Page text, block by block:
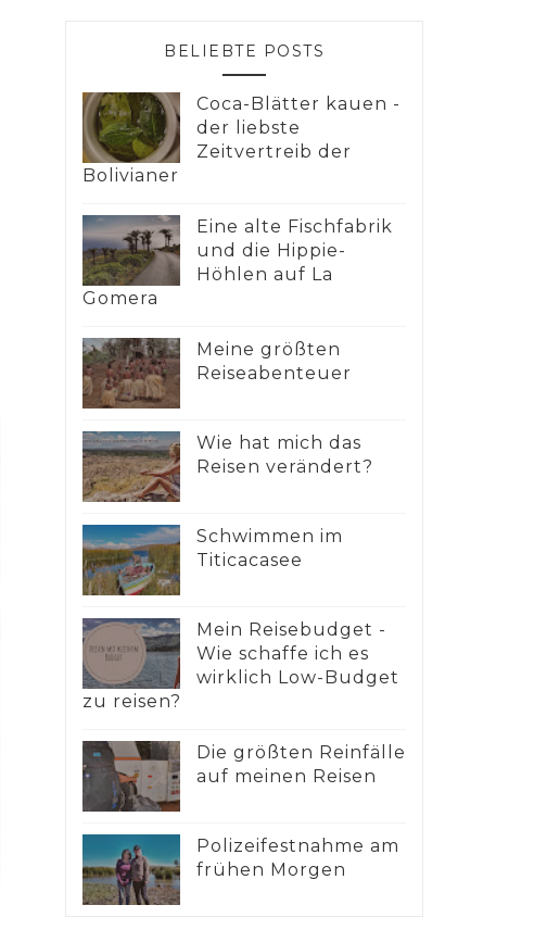
BELIEBTE POSTS
Coca-Blätter kauen -
der liebste
Zeitvertreib der
Bolivianer
Eine alte Fischfabrik
und die Hippie-
Höhlen auf La
Gomera
Meine größten
Reiseabenteuer
Wie hat mich das
Reisen verändert?
Schwimmen im
Titicacasee
Mein Reisebudget -
Wie schaffe ich es
wirklich Low-Budget
zu reisen?
Die größten Reinfälle
auf meinen Reisen
Polizeifestnahme am
frühen Morgen